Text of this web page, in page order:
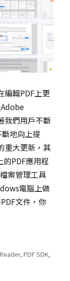
編輯PDF上更
我們用戶不斷
地向上提
重大更新，其
PDF應用程
案管理工具
電腦上做
文件，你
旗艦級PDF編輯
,PDF SDK,